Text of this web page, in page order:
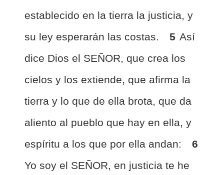
establecido en la tierra la justicia, y
su ley esperarán las costas.
5 Así
dice Dios el SEÑOR, que crea los
cielos y los extiende, que afirma la
tierra y lo que de ella brota, que da
aliento al pueblo que hay en ella, y
espíritu a los que por ella andan:
6
Yo soy el SEÑOR, en justicia te he